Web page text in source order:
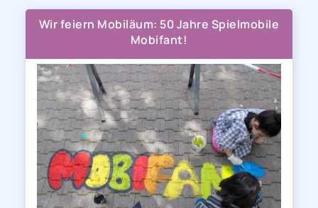
Wir feiern Mobiläum: 50 Jahre Spielmobile
Mobifant!